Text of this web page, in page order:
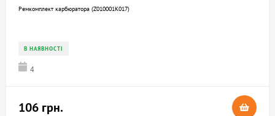
Ремкомплект карбюратора (Z010001K017)
В НАЯВНОСТІ
4
106 грн.